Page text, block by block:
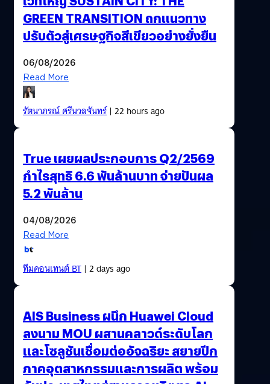
GREEN TRANSITION ถกแนวทาง
ปรับตัวสู่เศรษฐกิจสีเขียวอย่างยั่งยืน
06/08/2026
Read More
รัตนาภรณ์ ศรีนวลจันทร์| 22 hours ago
True เผยผลประกอบการ Q2/2569
กำไรสุทธิ 6.6 พันล้านบาท จ่ายปันผล
5.2 พันล้าน
04/08/2026
Read More
ทีมคอนเทนต์ BT| 2 days ago
AIS Business ผนึก Huawei Cloud
ลงนาม MOU ผสานคลาวด์ระดับโลก
และโซลูชันเชื่อมต่ออัจฉริยะ สยายปีก
ภาคอุตสาหกรรมและการผลิต พร้อม